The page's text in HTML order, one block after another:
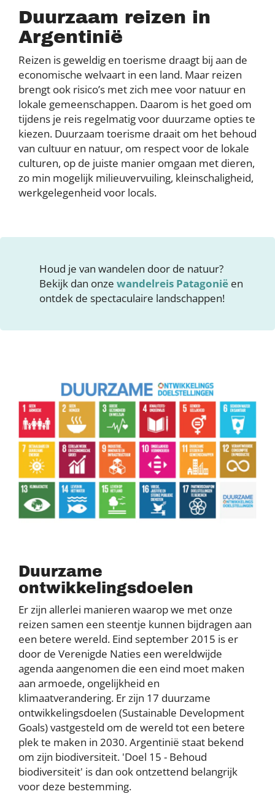
Duurzaam reizen in
Argentinië
Reizen is geweldig en toerisme draagt bij aan de
economische welvaart in een land. Maar reizen
brengt ook risico’s met zich mee voor natuur en
lokale gemeenschappen. Daarom is het goed om
tijdens je reis regelmatig voor duurzame opties te
kiezen. Duurzaam toerisme draait om het behoud
van cultuur en natuur, om respect voor de lokale
culturen, op de juiste manier omgaan met dieren,
zo min mogelijk milieuvervuiling, kleinschaligheid,
werkgelegenheid voor locals.
Houd je van wandelen door de natuur?
Bekijk dan onze wandelreis Patagonië en
ontdek de spectaculaire landschappen!
Duurzame
ontwikkelingsdoelen
Er zijn allerlei manieren waarop we met onze
reizen samen een steentje kunnen bijdragen aan
een betere wereld. Eind september 2015 is er
door de Verenigde Naties een wereldwijde
agenda aangenomen die een eind moet maken
aan armoede, ongelijkheid en
klimaatverandering. Er zijn 17 duurzame
ontwikkelingsdoelen (Sustainable Development
Goals) vastgesteld om de wereld tot een betere
plek te maken in 2030. Argentinië staat bekend
om zijn biodiversiteit. 'Doel 15 - Behoud
biodiversiteit' is dan ook ontzettend belangrijk
voor deze bestemming.